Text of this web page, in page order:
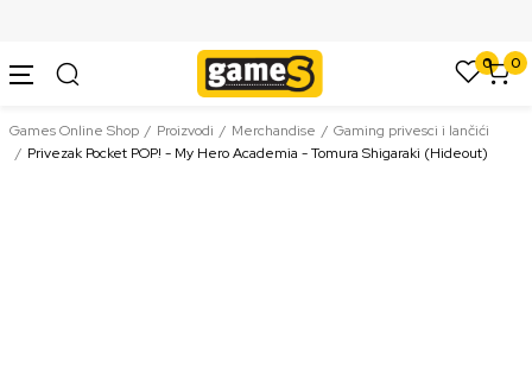
0 0
Games Online Shop Proizvodi Merchandise
Gaming privesci i lančići
Privezak Pocket POP! - My Hero Academia - Tomura Shigaraki (Hideout)